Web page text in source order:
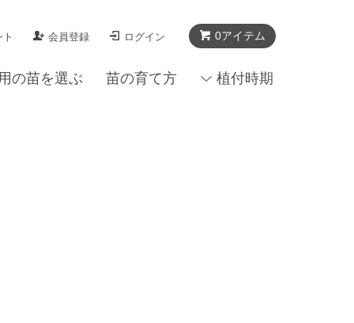
0アイテム
会員登録 ログイン
の苗を選ぶ 苗の育て方 植付時期